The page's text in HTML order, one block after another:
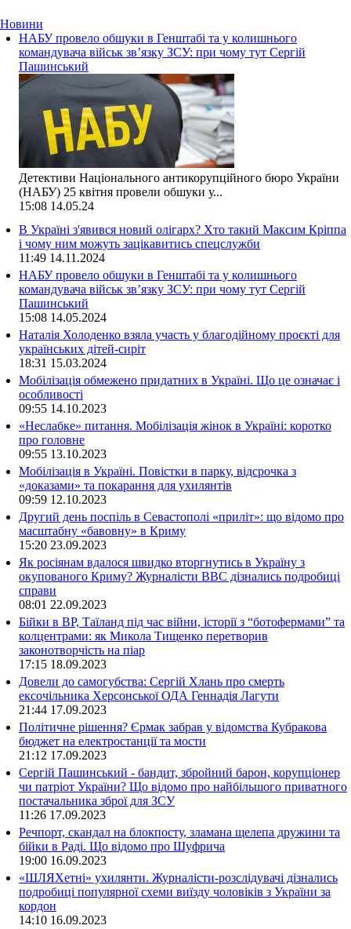
Новини
НАБУ провело обшуки в Генштабі та у колишнього
командувача військ зв’язку ЗСУ: при чому тут Сергій
Пашинський
Детективи Національного антикорупційного бюро України
(НАБУ) 25 квітня провели обшуки у...
15:08 14.05.24
В Україні з'явився новий олігарх? Хто такий Максим Кріппа
і чому ним можуть зацікавитись спецслужби
11:49 14.11.2024
НАБУ провело обшуки в Генштабі та у колишнього
командувача військ зв’язку ЗСУ: при чому тут Сергій
Пашинський
15:08 14.05.2024
Наталія Холоденко взяла участь у благодійному проєкті для
українських дітей-сиріт
18:31 15.03.2024
Мобілізація обмежено придатних в Україні. Що це означає і
особливості
09:55 14.10.2023
«Неслабке» питання. Мобілізація жінок в Україні: коротко
про головне
09:55 13.10.2023
Мобілізація в Україні. Повістки в парку, відсрочка з
«доказами» та покарання для ухилянтів
09:59 12.10.2023
Другий день поспіль в Севастополі «приліт»: що відомо про
масштабну «бавовну» в Криму
15:20 23.09.2023
Як росіянам вдалося швидко вторгнутись в Україну з
окупованого Криму? Журналісти ВВС дізнались подробиці
справи
08:01 22.09.2023
Бійки в ВР, Таїланд під час війни, історії з “ботофермами” та
колцентрами: як Микола Тищенко перетворив
законотворчість на піар
17:15 18.09.2023
Довели до самогубства: Сергій Хлань про смерть
ексочільника Херсонської ОДА Геннадія Лагути
21:44 17.09.2023
Політичне рішення? Єрмак забрав у відомства Кубракова
бюджет на електростанції та мости
21:12 17.09.2023
Сергій Пашинський - бандит, збройний барон, корупціонер
чи патріот України? Що відомо про найбільшого приватного
постачальника зброї для ЗСУ
11:26 17.09.2023
Речпорт, скандал на блокпосту, зламана щелепа дружини та
бійки в Раді. Що відомо про Шуфрича
19:00 16.09.2023
«ШЛЯХетні» ухилянти. Журналісти-розслідувачі дізнались
подробиці популярної схеми виїзду чоловіків з України за
кордон
14:10 16.09.2023